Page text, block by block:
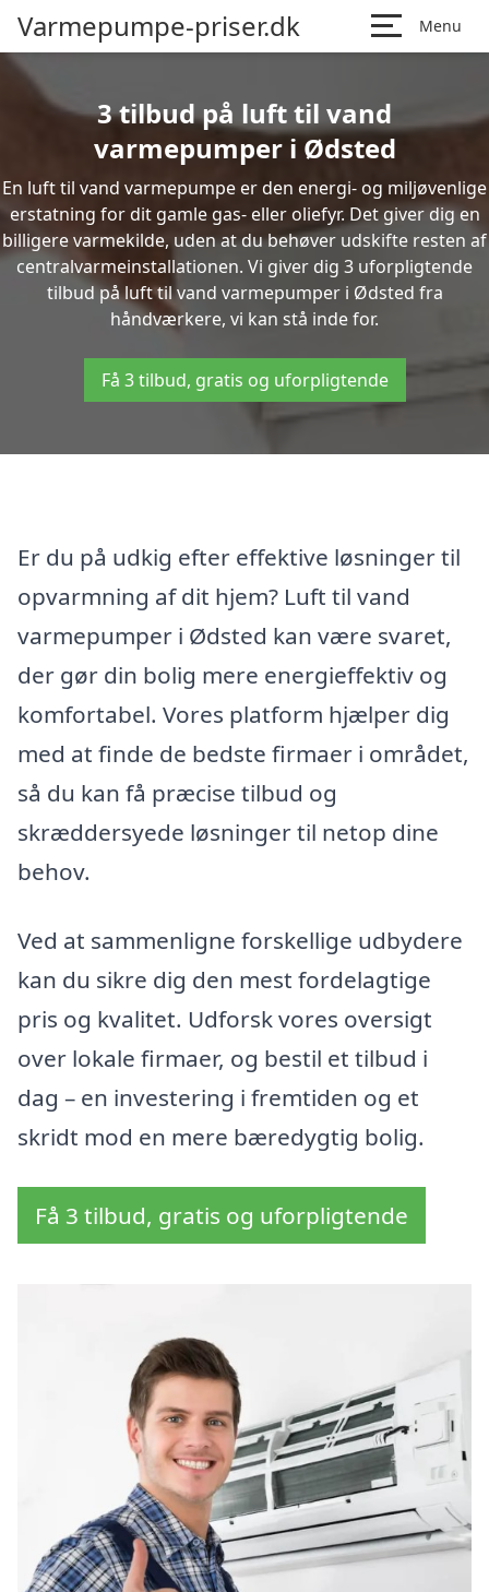
Varmepumpe-priser.dk Menu
3 tilbud på luft til vand
varmepumper i Ødsted
En luft til vand varmepumpe er den energi- og miljøvenlige
erstatning for dit gamle gas- eller oliefyr. Det giver dig en
billigere varmekilde, uden at du behøver udskifte resten af
centralvarmeinstallationen. Vi giver dig 3 uforpligtende
tilbud på luft til vand varmepumper i Ødsted fra
håndværkere, vi kan stå inde for.
Få 3 tilbud, gratis og uforpligtende
Er du på udkig efter effektive løsninger til
opvarmning af dit hjem? Luft til vand
varmepumper i Ødsted kan være svaret,
der gør din bolig mere energieffektiv og
komfortabel. Vores platform hjælper dig
med at finde de bedste firmaer i området,
så du kan få præcise tilbud og
skræddersyede løsninger til netop dine
behov.
Ved at sammenligne forskellige udbydere
kan du sikre dig den mest fordelagtige
pris og kvalitet. Udforsk vores oversigt
over lokale firmaer, og bestil et tilbud i
dag – en investering i fremtiden og et
skridt mod en mere bæredygtig bolig.
Få 3 tilbud, gratis og uforpligtende